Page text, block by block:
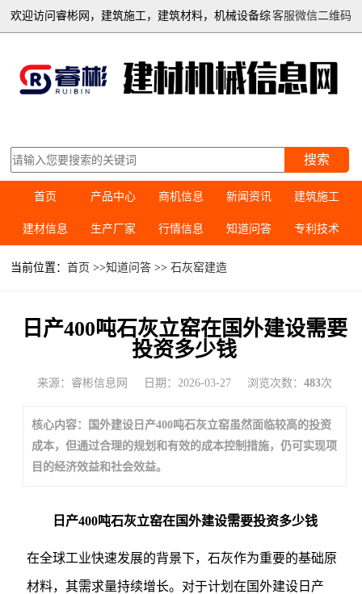
客服微信二维码
欢迎访问睿彬网，建筑施工，建筑材料，机械设备综
搜索
首页 产品中心 商机信息 新闻资讯 建筑施工
建材信息 生产厂家 行情信息 知道问答 专利技术
当前位置：首页 >>知道问答 >>石灰窑建造
日产400吨石灰立窑在国外建设需要
投资多少钱
来源：睿彬信息网 日期：2026-03-27 浏览次数： 483次
核心内容：国外建设日产400吨石灰立窑虽然面临较高的投资
成本，但通过合理的规划和有效的成本控制措施，仍可实现项
目的经济效益和社会效益。
日产400吨石灰立窑在国外建设需要投资多少钱
在全球工业快速发展的背景下，石灰作为重要的基础原
材料，其需求量持续增长。对于计划在国外建设日产